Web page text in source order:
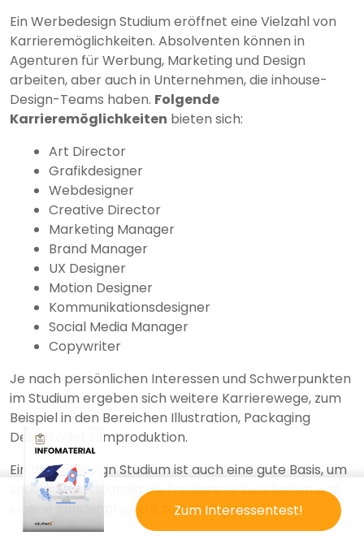
Ein Werbedesign Studium eröffnet eine Vielzahl von
Karrieremöglichkeiten. Absolventen können in
Agenturen für Werbung, Marketing und Design
arbeiten, aber auch in Unternehmen, die inhouse-
Design-Teams haben. Folgende
Karrieremöglichkeiten bieten sich:
Art Director
Grafikdesigner
Webdesigner
Creative Director
Marketing Manager
Brand Manager
UX Designer
Motion Designer
Kommunikationsdesigner
Social Media Manager
Copywriter
Je nach persönlichen Interessen und Schwerpunkten
im Studium ergeben sich weitere Karrierewege, zum
Beispiel in den Bereichen Illustration, Packaging
Design oder Filmproduktion.
Ein Werbedesign Studium ist auch eine gute Basis, um
später selbstständig als Freelancer zu arbeiten und
eigene Kundenprojekte zu betreuen.
Zum Interessentest!